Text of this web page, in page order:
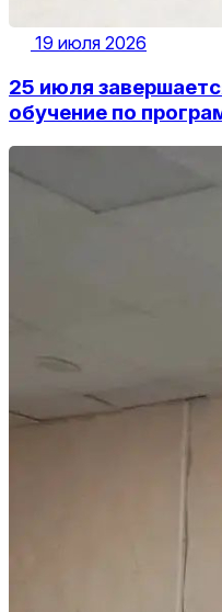
19 июля 2026
25 июля
обучение по